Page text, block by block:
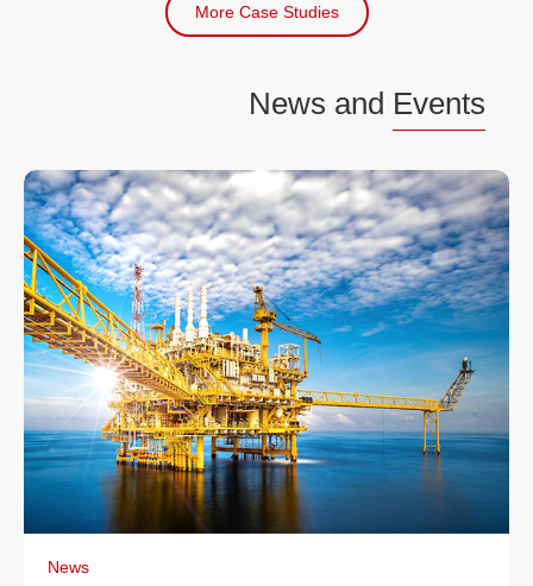
More Case Studies
News and Events
News